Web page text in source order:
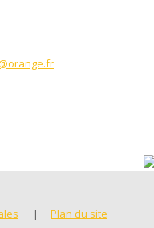
| Plan du site